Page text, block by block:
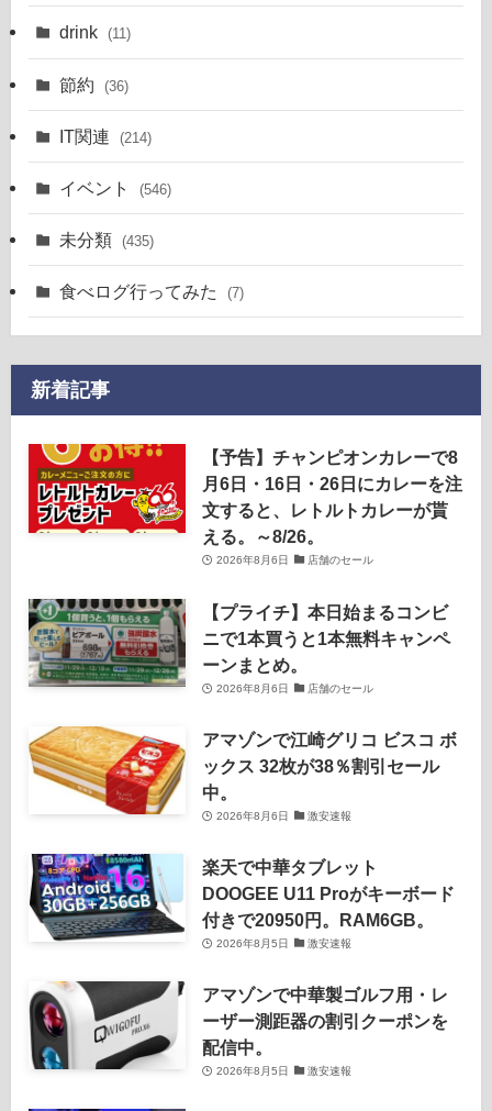
drink (11)
節約 (36)
IT関連 (214)
イベント (546)
未分類 (435)
食べログ行ってみた (7)
新着記事
【予告】チャンピオンカレーで8
月6日・16日・26日にカレーを注
文すると、レトルトカレーが貰
える。～8/26。
2026年8月6日 店舗のセール
【プライチ】本日始まるコンビ
ニで1本買うと1本無料キャンペ
ーンまとめ。
2026年8月6日 店舗のセール
アマゾンで江崎グリコ ビスコ ボ
ックス 32枚が38％割引セール
中。
2026年8月6日 激安速報
楽天で中華タブレット
DOOGEE U11 Proがキーボード
付きで20950円。RAM6GB。
2026年8月5日 激安速報
アマゾンで中華製ゴルフ用・レ
ーザー測距器の割引クーポンを
配信中。
2026年8月5日 激安速報